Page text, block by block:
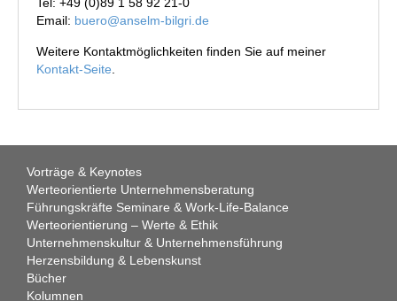
Email: buero@anselm-bilgri.de
Weitere Kontaktmöglichkeiten finden Sie auf meiner
Kontakt-Seite
Vorträge & Keynotes
Werteorientierte Unternehmensberatung
Führungskräfte Seminare & Work-Life-Balance
Werteorientierung – Werte & Ethik
Unternehmenskultur & Unternehmensführung
Herzensbildung & Lebenskunst
Bücher
Kolumnen